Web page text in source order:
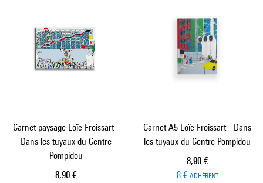
Carnet paysage Loïc Froissart -
Dans les tuyaux du Centre
Pompidou
Prix ​​actuel
8,90 €
Carnet A5 Loïc Froissart - Dans
les tuyaux du Centre Pompidou
Prix ​​actuel
8,90 €
8 € ADHÉRENT